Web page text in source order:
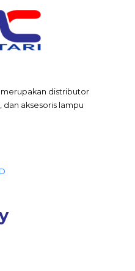
merupakan distributor
dan aksesoris lampu